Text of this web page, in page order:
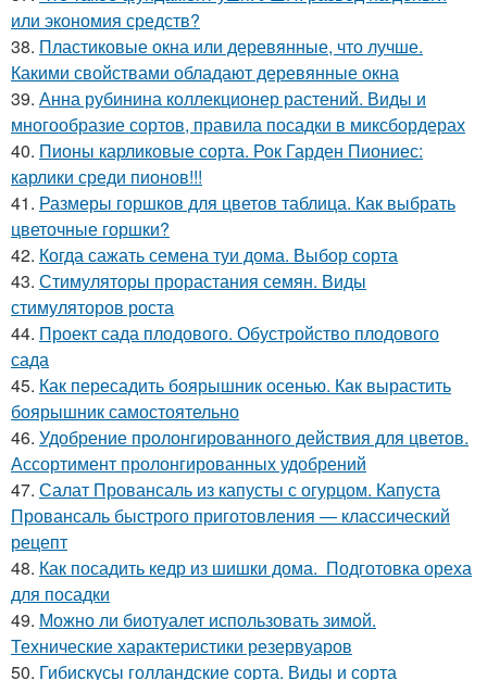
или экономия средств?
38. Пластиковые окна или деревянные, что лучше.
Какими свойствами обладают деревянные окна
39. Анна рубинина коллекционер растений. Виды и
многообразие сортов, правила посадки в миксбордерах
40. Пионы карликовые сорта. Рок Гарден Пиониес:
карлики среди пионов!!!
41. Размеры горшков для цветов таблица. Как выбрать
цветочные горшки?
42. Когда сажать семена туи дома. Выбор сорта
43. Стимуляторы прорастания семян. Виды
стимуляторов роста
44. Проект сада плодового. Обустройство плодового
сада
45. Как пересадить боярышник осенью. Как вырастить
боярышник самостоятельно
46. Удобрение пролонгированного действия для цветов.
Ассортимент пролонгированных удобрений
47. Салат Провансаль из капусты с огурцом. Капуста
Провансаль быстрого приготовления — классический
рецепт
48. Как посадить кедр из шишки дома. Подготовка ореха
для посадки
49. Можно ли биотуалет использовать зимой.
Технические характеристики резервуаров
50. Гибискусы голландские сорта. Виды и сорта